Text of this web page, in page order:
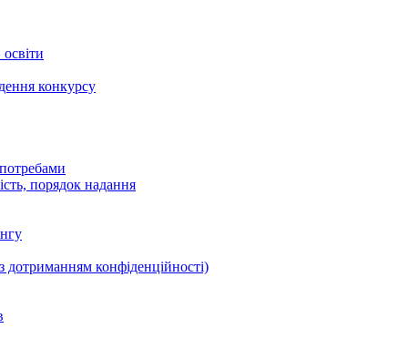
конкурсу
порядок надання
дотриманням конфіденційності)